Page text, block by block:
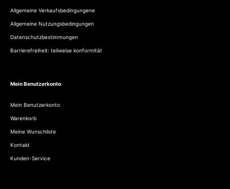
Allgemeine Verkaufsbedingungene
Allgemeine Nutzungsbedingungen
Datenschutzbestimmungen
Barrierefreiheit: teilweise konformität
Mein Benutzerkonto
Mein Benutzerkonto
Warenkorb
Meine Wunschliste
Kontakt
Kunden-Service